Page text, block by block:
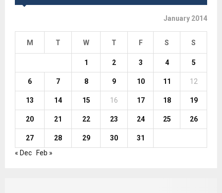
January 2014
M T W T F S S
1 2 3 4 5
6 7 8 9 10 11 12
13 14 15 16 17 18 19
20 21 22 23 24 25 26
27 28 29 30
31
« Dec
Feb »